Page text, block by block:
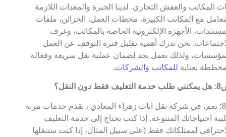
المكاتب والعفش التجاري. لدينا الخبرة والمعدات اللازمة
مع المكاتب الكبيرة، محطات العمل، الخزائن، ملفات
الأجهزة الإلكترونية الخاصة بالمكاتب، وغرف
نحن ندرك أهمية تقليل فترة التوقف عن العمل
ولذلك نعمل بجد لضمان عملية نقل سريعة وفعالة
بعناية للمكاتب والشركات.
فقط دون النقل؟
ج8: نعم، في شركة نقل اثاث زهراء المعادي ، نقدم خدمات مرنة
احتياجاتك المتنوعة. إذا كنت تحتاج إلى خدمة التغليف
لممتلكاتك فقط (على سبيل المثال، إذا كنت ستنقلها